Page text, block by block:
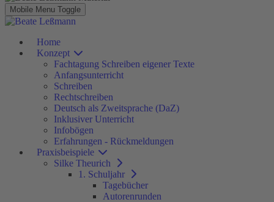
Mobile Menu Toggle
Home
Konzept
Fachtagung Schreiben eigener Texte
Anfangsunterricht
Schreiben
Rechtschreiben
Deutsch als Zweitsprache (DaZ)
Inklusiver Unterricht
Infobögen
Erfahrungen - Rückmeldungen
Praxisbeispiele
Silke Theurich
1. Schuljahr
Tagebücher
Autorenrunden